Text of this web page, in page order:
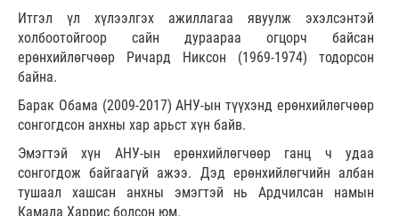
Итгэл үл хүлээлгэх ажиллагаа явуулж эхэлсэнтэй
холбоотойгоор сайн дураараа огцорч байсан
ерөнхийлөгчөөр Ричард Никсон (1969-1974) тодорсон
байна.
Барак Обама (2009-2017) АНУ-ын түүхэнд ерөнхийлөгчөөр
сонгогдсон анхны хар арьст хүн байв.
Эмэгтэй хүн АНУ-ын ерөнхийлөгчөөр ганц ч удаа
сонгогдож байгаагүй ажээ. Дэд ерөнхийлөгчийн албан
тушаал хашсан анхны эмэгтэй нь Ардчилсан намын
Камала Харрис болсон юм.